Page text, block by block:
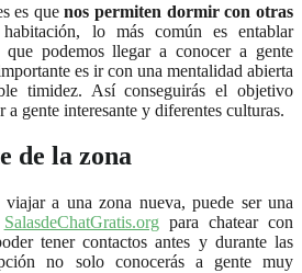
es quenos permiten dormir con otras
lo más común es entablar
podemos llegar a conocer a gente
es ir con una mentalidad abierta
timidez. Así conseguirás el objetivo
gente interesante y diferentes culturas.
de la zona
a una zona nueva, puede ser una
SalasdeChatGratis.orgpara chatear con
tener contactos antes y durante las
no solo conocerás a gente muy